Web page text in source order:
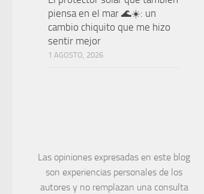
piensa en el mar 🌊☀️: un
cambio chiquito que me hizo
sentir mejor
1 AGOSTO, 2026
Las opiniones expresadas en este blog
son experiencias personales de los
autores y no remplazan una consulta